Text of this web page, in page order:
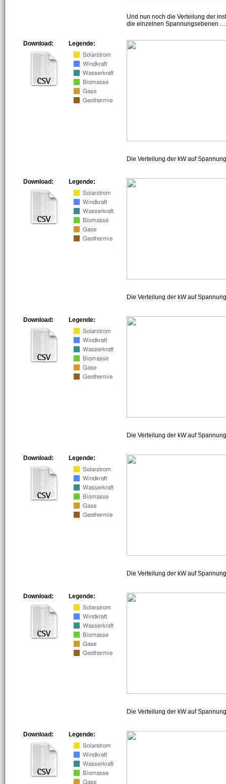
Und nun noch die Verteilung der
die einzelnen Spannungsebenen
Legende:
Download:
Die Verteilung der kW auf
Legende:
Download:
Die Verteilung der kW auf
Legende:
Download:
Die Verteilung der kW auf
Legende:
Download:
Die Verteilung der kW auf
Legende:
Download:
Die Verteilung der kW auf
Legende:
Download: